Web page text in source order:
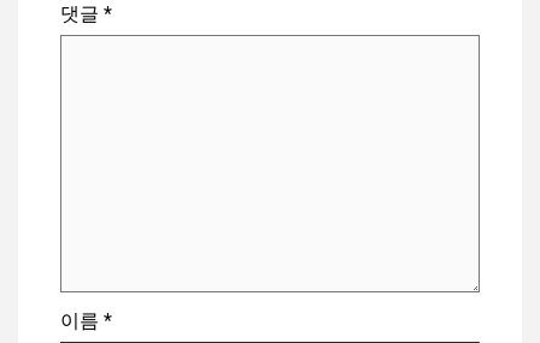
댓글 *
이름 *